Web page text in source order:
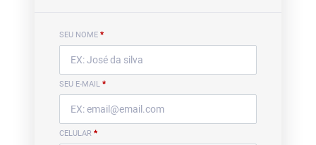
SEU NOME *
SEU E-MAIL *
CELULAR *